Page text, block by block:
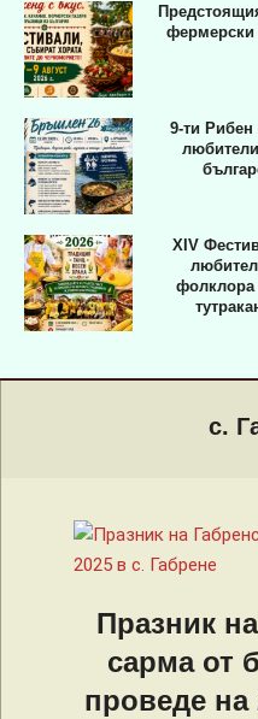
фермерски
9-ти
XIV
фолклора
с.
Празник
сарма от
проведе на